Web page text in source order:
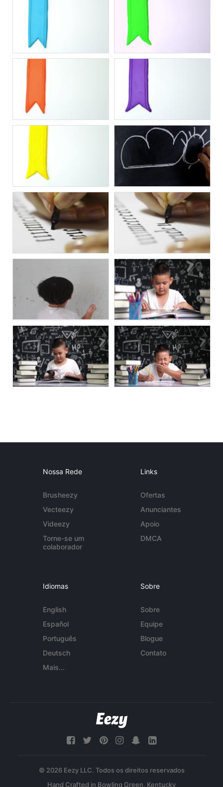
Nossa Rede
Brusheezy
Vecteezy
Videezy
Torne-se um
colaborador
Links
Ofertas
Anunciantes
Apoio
DMCA
Idiomas
English
Español
Português
Deutsch
Mais...
Sobre
Sobre
Equipe
Blogue
Contato
© 2026 Eezy LLC. Todos os direitos reservados